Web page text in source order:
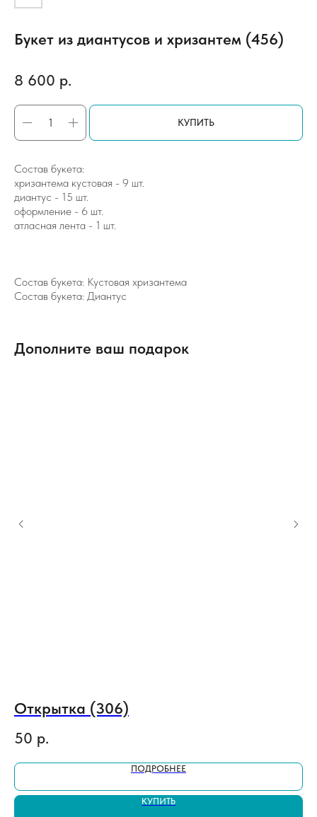
Букет из диантусов и хризантем (456)
8 600 р.
КУПИТЬ
Состав букета:
хризантема кустовая - 9 шт.
диантус - 15 шт.
оформление - 6 шт.
атласная лента - 1 шт.
Состав букета: Кустовая хризантема
Состав букета: Диантус
Дополните ваш подарок
Открытка (306)
50 р.
ПОДРОБНЕЕ
КУПИТЬ